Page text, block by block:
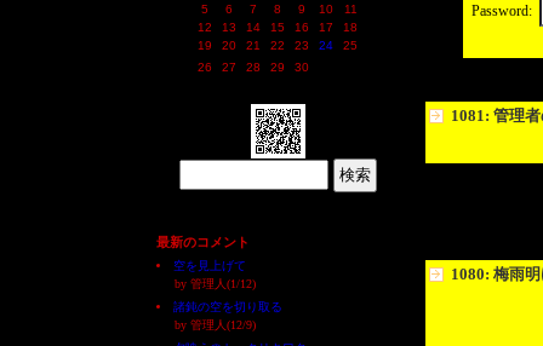
5
6 7 8 9 10
11
12
13 14 15 16 17
18
19
20 21 22 23 24
25
26
27 28 29 30
最新のコメント
空を見上げて
by 管理人(1/12)
諸鈍の空を切り取る
by 管理人(12/9)
Password:
1081: 管理
1080: 梅雨